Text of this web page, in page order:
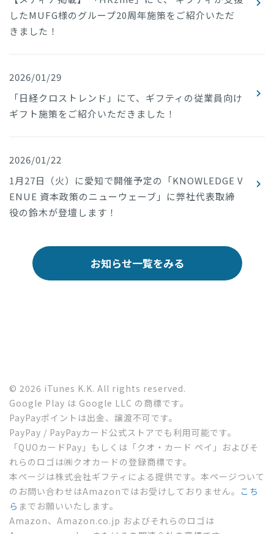
したMUFG様のグループ20周年施策をご紹介いただ
きました！
2026/01/29
「日経クロストレンド」にて、ギフティの従業員向け
ギフト施策をご紹介いただきました！
2026/01/22
1月27日（火）に愛知で開催予定の「KNOWLEDGE V
ENUE 資本政策のニューウェーブ」に弊社代表取締
役の鈴木が登壇します！
お知らせ一覧をみる
© 2026 iTunes K.K. All rights reserved.
Google Play は Google LLC の商標です。
PayPayポイントは出金、譲渡不可です。
PayPay / PayPayカード公式ストアでも利用可能です。
「QUOカードPay」もしくは「クオ・カード ペイ」およびそ
れらのロゴは㈱クオカードの登録商標です。
本ページは株式会社ギフティによる提供です。本ページついて
のお問い合わせはAmazonではお受けしておりません。 こち
ら までお願いいたします。
Amazon、Amazon.co.jp およびそれらのロゴは